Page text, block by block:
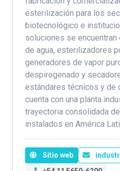
esterilización para los
biotecnológico e
soluciones se
de agua, esterilizadores
generadores de vapor
despirogenado y
estándares técnicos y de
cuenta con una planta
trayectoria consolidada
instalados en América
Sitio web